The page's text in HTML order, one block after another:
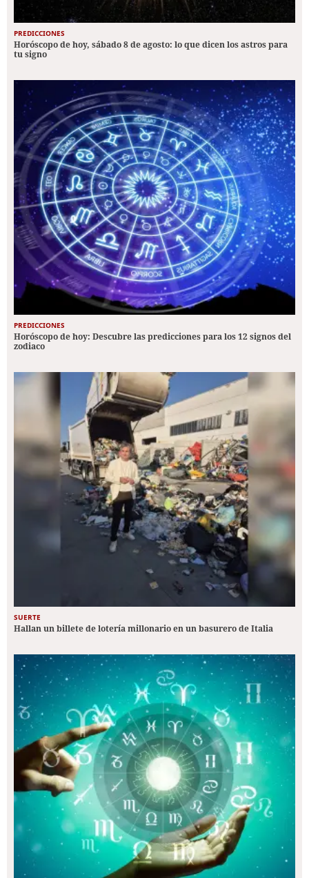
PREDICCIONES
Horóscopo de hoy, sábado 8 de agosto: lo que dicen los astros para
tu signo
PREDICCIONES
Horóscopo de hoy: Descubre las predicciones para los 12 signos del
zodiaco
SUERTE
Hallan un billete de lotería millonario en un basurero de Italia